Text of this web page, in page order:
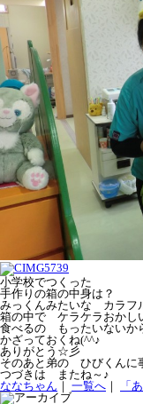
小学校でつくった
手作りの箱の中身は？
みっくんみたいな カラフ
箱の中で ケラケラおかし
食べるの もったいないか
かざっておくね(^^♪
ありがとう☆彡
そのあと弟の ひびくんに
つづきは またね～♪
ななちゃん ｜ 一覧へ ｜
「